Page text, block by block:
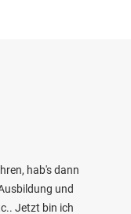
hab's dann
und
Jetzt bin ich